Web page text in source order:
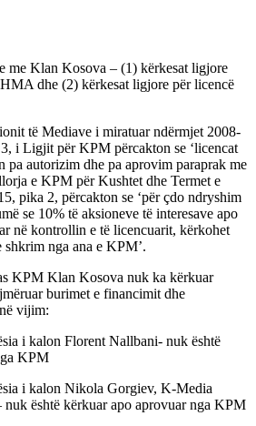
me Klan Kosova – (1) kërkesat ligjore
dhe (2) kërkesat ligjore për licencë
të Mediave i miratuar ndërmjet 2008-
i Ligjit për KPM përcakton se ‘licencat
pa autorizim dhe pa aprovim paraprak me
e KPM për Kushtet dhe Termet e
pika 2, përcakton se ‘për çdo ndryshim
se 10% të aksioneve të interesave apo
në kontrollin e të licencuarit, kërkohet
nga ana e KPM’.
KPM Klan Kosova nuk ka kërkuar
burimet e financimit dhe
vijim:
i kalon Florent Nallbani- nuk është
KPM
i kalon Nikola Gorgiev, K-Media
është kërkuar apo aprovuar nga KPM